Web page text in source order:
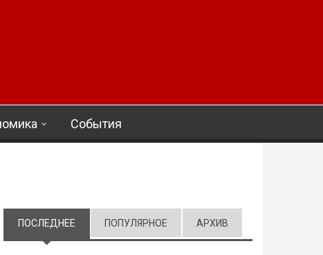
События
ПОСЛЕДНЕЕ (АКТИВНАЯ ВКЛАДКА)
ПОПУЛЯРНОЕ АРХИВ